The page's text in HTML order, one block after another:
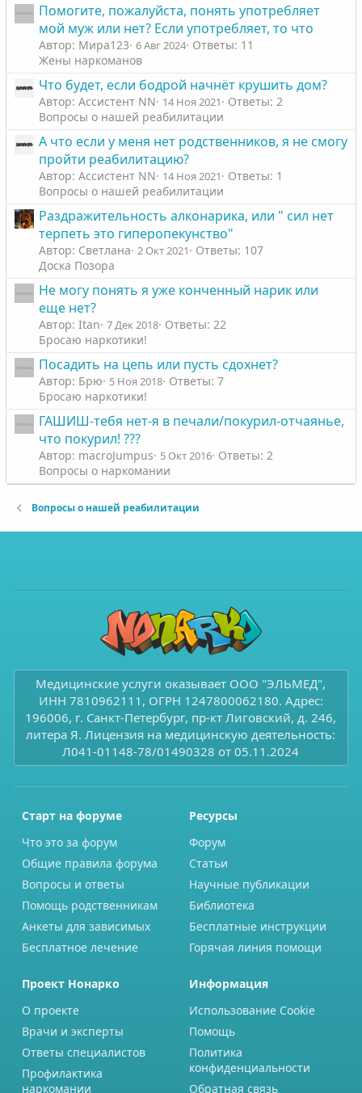
Помогите, пожалуйста, понять употребляет
мой муж или нет? Если употребляет, то что
Автор: Мира123 6 Авг 2024 Ответы: 11
Жены наркоманов
Что будет, если бодрой начнёт крушить дом?
Автор: Ассистент NN 14 Ноя 2021
Ответы: 2
Вопросы о нашей реабилитации
А что если у меня нет родственников, я не смогу
пройти реабилитацию?
Автор: Ассистент NN 14 Ноя 2021
Ответы: 1
Вопросы о нашей реабилитации
Раздражительность алконарика, или " сил нет
терпеть это гиперопекунство"
Автор: Светлана 2 Окт 2021
Ответы: 107
Доска Позора
Не могу понять я уже конченный нарик или
еще нет?
Автор: Itan 7 Дек 2018 Ответы: 22
Бросаю наркотики!
Посадить на цепь или пусть сдохнет?
Автор: Брю 5 Ноя 2018 Ответы: 7
Бросаю наркотики!
ГАШИШ-тебя нет-я в печали/покурил-отчаянье,
что покурил! ???
Автор: macroJumpus 5 Окт 2016 Ответы: 2
Вопросы о наркомании
Вопросы о нашей реабилитации
Медицинские услуги оказывает ООО "ЭЛЬМЕД",
ИНН 7810962111, ОГРН 1247800062180. Адрес:
196006, г. Санкт-Петербург, пр-кт Лиговский, д. 246,
литера Я. Лицензия на медицинскую деятельность:
Л041-01148-78/01490328 от 05.11.2024
Старт на форуме
Что это за форум
Общие правила форума
Вопросы и ответы
Помощь родственникам
Анкеты для зависимых
Бесплатное лечение
Ресурсы
Форум
Статьи
Научные публикации
Библиотека
Бесплатные инструкции
Горячая линия помощи
Проект Нонарко
О проекте
Врачи и эксперты
Ответы специалистов
Профилактика
наркомании
Информация
Использование Cookie
Помощь
Политика
конфиденциальности
Обратная связь